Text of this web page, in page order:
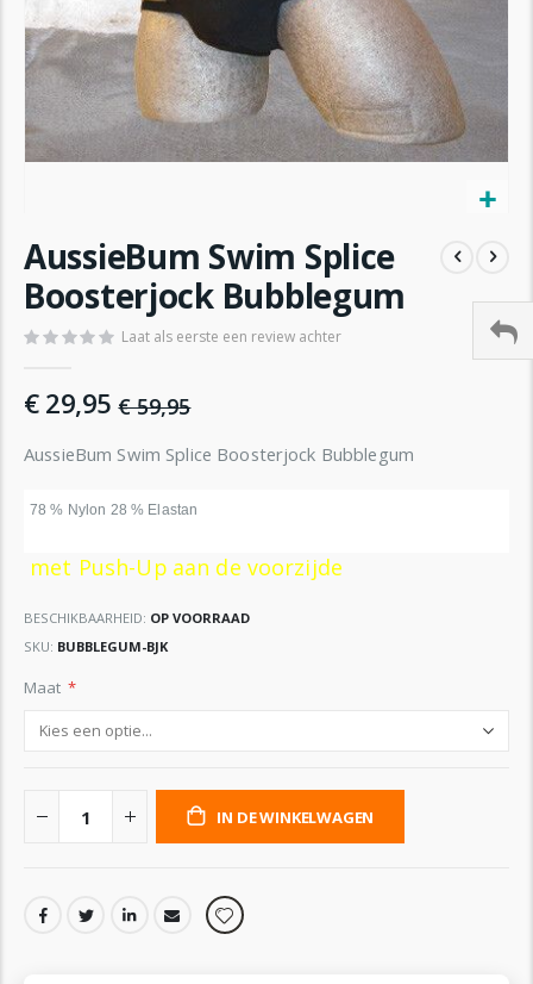
naar
het
begin
de
gallerij
AussieBum Swim Splice
Boosterjock Bubblegum
Laat als eerste een review achter
€ 29,95 € 59,95
AussieBum Swim Splice Boosterjock Bubblegum
78 % Nylon 28 % Elastan
met Push-Up aan de voorzijde
BESCHIKBAARHEID: OP VOORRAAD
SKU BUBBLEGUM-BJK
Maat
IN DE WINKELWAGEN